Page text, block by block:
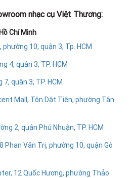
nhạc cụ Việt Thương:
Chí Minh
10, quận 3, Tp. HCM
4, quận 3, TP. HCM
quận 3, TP. HCM
Mall, Tôn Dật Tiên, phường Tân
2, quận Phú Nhuận, TP. HCM
Phan Văn Trị, phường 10, quận Gò
12 Quốc Hương, phường Thảo